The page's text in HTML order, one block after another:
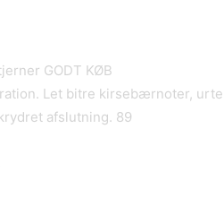
GODT KØB
Let bitre kirsebærnoter,
afslutning. 89